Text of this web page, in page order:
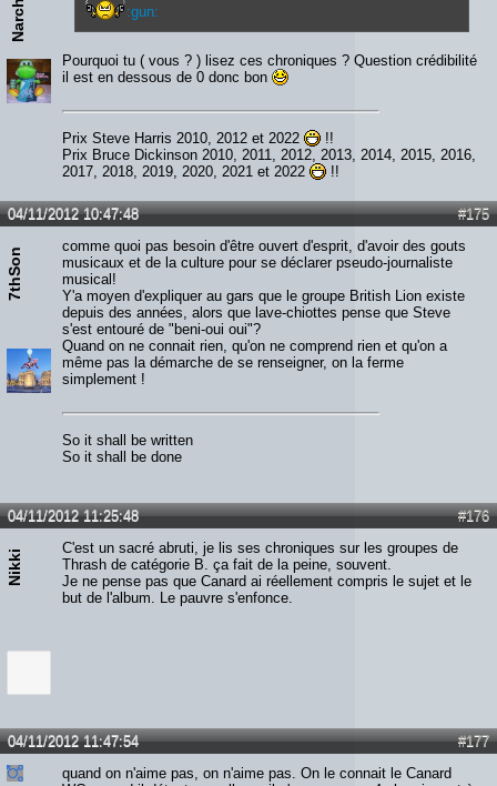
:gun:
Pourquoi tu ( vous ? ) lisez ces chroniques ? Question crédibilité
il est en dessous de 0 donc bon
Prix Steve Harris 2010, 2012 et 2022
!!
Prix Bruce Dickinson 2010, 2011, 2012, 2013, 2014, 2015, 2016,
2017, 2018, 2019, 2020, 2021 et 2022
!!
#175
04/11/2012 10:47:48
7thSon
comme quoi pas besoin d'être ouvert d'esprit, d'avoir des gouts
musicaux et de la culture pour se déclarer pseudo-journaliste
musical!
Y'a moyen d'expliquer au gars que le groupe British Lion existe
depuis des années, alors que lave-chiottes pense que Steve
s'est entouré de "beni-oui oui"?
Quand on ne connait rien, qu'on ne comprend rien et qu'on a
même pas la démarche de se renseigner, on la ferme
simplement !
So it shall be written
So it shall be done
#176
04/11/2012 11:25:48
Nikki
C'est un sacré abruti, je lis ses chroniques sur les groupes de
Thrash de catégorie B. ça fait de la peine, souvent.
Je ne pense pas que Canard ai réellement compris le sujet et le
but de l'album. Le pauvre s'enfonce.
#177
04/11/2012 11:47:54
quand on n'aime pas, on n'aime pas. On le connait le Canard